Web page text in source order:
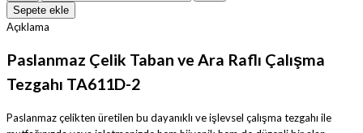
Sepete ekle
Açıklama
Paslanmaz Çelik Taban ve Ara Raflı Çalışma
Tezgahı TA611D-2
Paslanmaz çelikten üretilen bu dayanıklı ve işlevsel çalışma tezgahı ile